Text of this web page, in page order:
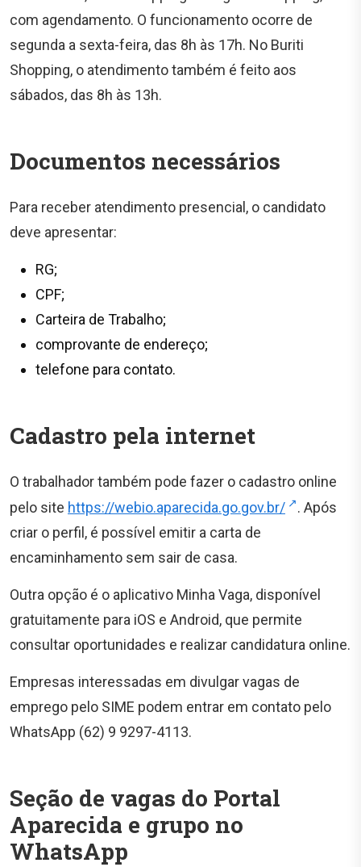
com agendamento. O funcionamento ocorre de
segunda a sexta-feira, das 8h às 17h. No Buriti
Shopping, o atendimento também é feito aos
sábados, das 8h às 13h.
Documentos necessários
Para receber atendimento presencial, o candidato
deve apresentar:
RG;
CPF;
Carteira de Trabalho;
comprovante de endereço;
telefone para contato.
Cadastro pela internet
O trabalhador também pode fazer o cadastro online
pelo site https://webio.aparecida.go.gov.br/
. Após
criar o perfil, é possível emitir a carta de
encaminhamento sem sair de casa.
Outra opção é o aplicativo Minha Vaga, disponível
gratuitamente para iOS e Android, que permite
consultar oportunidades e realizar candidatura online.
Empresas interessadas em divulgar vagas de
emprego pelo SIME podem entrar em contato pelo
WhatsApp (62) 9 9297-4113.
Seção de vagas do Portal
Aparecida e grupo no
WhatsApp